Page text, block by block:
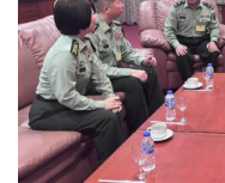
เพื่อนำสันติภาพไปสู่ชาย
จะได้กลับมาใช้ชีวิตปกติ
อย่าวไรก็ตาม วานนี้ (9
อนุทิน ชาญวีรกูล นายกรั
อธิปไตยต้องมาเป็นอันดั